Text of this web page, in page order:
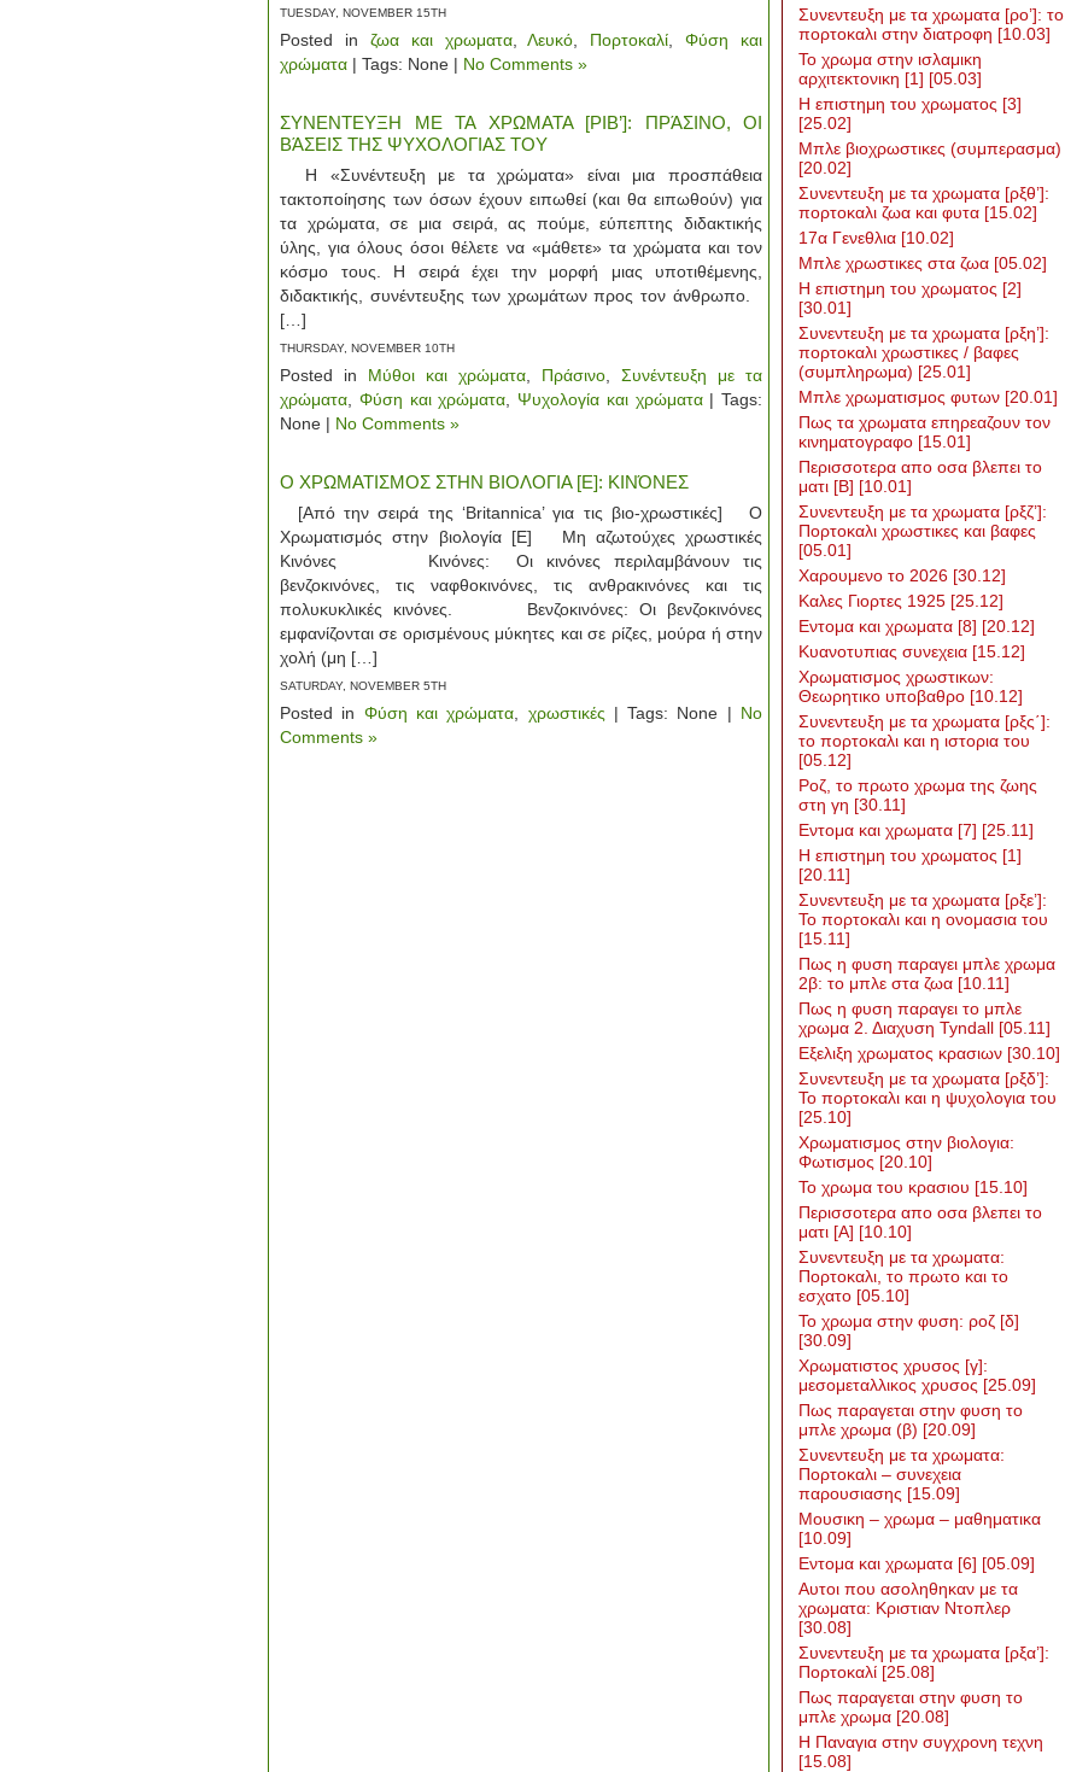
TUESDAY, NOVEMBER 15TH
Posted in ζωα και χρωματα,Λευκό Πορτοκαλί ,Φύση και
χρώματα | Tags: None | No Comments »
ΣΥΝΕΝΤΕΥΞΗ ΜΕ ΤΑ ΧΡΩΜΑΤΑ [ΡΙΒ’]: ΠΡΆΣΙΝΟ, ΟΙ
ΒΆΣΕΙΣ ΤΗΣ ΨΥΧΟΛΟΓΙΑΣ ΤΟΥ
Η «Συνέντευξη με τα χρώματα» είναι μια προσπάθεια
τακτοποίησης των όσων έχουν ειπωθεί (και θα ειπωθούν) για
τα χρώματα, σε μια σειρά, ας πούμε, εύπεπτης διδακτικής
ύλης, για όλους όσοι θέλετε να «μάθετε» τα χρώματα και τον
κόσμο τους. Η σειρά έχει την μορφή μιας υποτιθέμενης,
διδακτικής, συνέντευξης των χρωμάτων προς τον άνθρωπο.
[…]
THURSDAY, NOVEMBER 10TH
Posted in Μύθοι και χρώματα Πράσινο
Συνέντευξη με τα
χρώματα
Φύση και χρώματα Ψυχολογία και χρώματα| Tags:
None | No Comments »
Ο ΧΡΩΜΑΤΙΣΜΟΣ ΣΤΗΝ ΒΙΟΛΟΓΙΑ [Ε]: ΚΙΝΌΝΕΣ
[Από την σειρά της ‘Britannica’ για τις βιο-χρωστικές] Ο
Χρωματισμός στην βιολογία [E] Μη αζωτούχες χρωστικές
Κινόνες Κινόνες: Οι κινόνες περιλαμβάνουν τις
βενζοκινόνες, τις ναφθοκινόνες, τις ανθρακινόνες και τις
πολυκυκλικές κινόνες. Βενζοκινόνες: Οι βενζοκινόνες
εμφανίζονται σε ορισμένους μύκητες και σε ρίζες, μούρα ή στην
χολή (μη […]
SATURDAY, NOVEMBER 5TH
Posted in Φύση και χρώματα χρωστικές | Tags: None | No
Comments »
Συνεντευξη με τα χρωματα [ρο’]: το
πορτοκαλι στην διατροφη [10.03]
To χρωμα στην ισλαμικη
αρχιτεκτονικη [1] [05.03]
Η επιστημη του χρωματος [3]
[25.02]
Μπλε βιοχρωστικες (συμπερασμα)
[20.02]
Συνεντευξη με τα χρωματα [ρξθ’]:
πορτοκαλι ζωα και φυτα [15.02]
17α Γενεθλια [10.02]
Μπλε χρωστικες στα ζωα [05.02]
Η επιστημη του χρωματος [2]
[30.01]
Συνεντευξη με τα χρωματα [ρξη’]:
πορτοκαλι χρωστικες / βαφες
(συμπληρωμα) [25.01]
Μπλε χρωματισμος φυτων [20.01]
Πως τα χρωματα επηρεαζουν τον
κινηματογραφο [15.01]
Περισσοτερα απο οσα βλεπει το
ματι [Β] [10.01]
Συνεντευξη με τα χρωματα [ρξζ’]:
Πορτοκαλι χρωστικες και βαφες
[05.01]
Χαρουμενο το 2026 [30.12]
Καλες Γιορτες 1925 [25.12]
Εντομα και χρωματα [8] [20.12]
Κυανοτυπιας συνεχεια [15.12]
Χρωματισμος χρωστικων:
Θεωρητικο υποβαθρο [10.12]
Συνεντευξη με τα χρωματα [ρξς΄]:
το πορτοκαλι και η ιστορια του
[05.12]
Ροζ, το πρωτο χρωμα της ζωης
στη γη [30.11]
Εντομα και χρωματα [7] [25.11]
Η επιστημη του χρωματος [1]
[20.11]
Συνεντευξη με τα χρωματα [ρξε’]:
Το πορτοκαλι και η ονομασια του
[15.11]
Πως η φυση παραγει μπλε χρωμα
2β: το μπλε στα ζωα [10.11]
Πως η φυση παραγει το μπλε
χρωμα 2. Διαχυση Tyndall [05.11]
Εξελιξη χρωματος κρασιων [30.10]
Συνεντευξη με τα χρωματα [ρξδ’]:
Το πορτοκαλι και η ψυχολογια του
[25.10]
Χρωματισμος στην βιολογια:
Φωτισμος [20.10]
Το χρωμα του κρασιου [15.10]
Περισσοτερα απο οσα βλεπει το
ματι [Α] [10.10]
Συνεντευξη με τα χρωματα:
Πορτοκαλι, το πρωτο και το
εσχατο [05.10]
Το χρωμα στην φυση: ροζ [δ]
[30.09]
Χρωματιστος χρυσος [γ]:
μεσομεταλλικος χρυσος [25.09]
Πως παραγεται στην φυση το
μπλε χρωμα (β) [20.09]
Συνεντευξη με τα χρωματα:
Πορτοκαλι – συνεχεια
παρουσιασης [15.09]
Μουσικη – χρωμα – μαθηματικα
[10.09]
Εντομα και χρωματα [6] [05.09]
Αυτοι που ασοληθηκαν με τα
χρωματα: Κριστιαν Ντοπλερ
[30.08]
Συνεντευξη με τα χρωματα [ρξα’]:
Πορτοκαλί [25.08]
Πως παραγεται στην φυση το
μπλε χρωμα [20.08]
Η Παναγια στην συγχρονη τεχνη
[15.08]